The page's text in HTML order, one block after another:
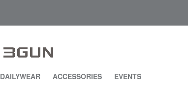
DAILYWEAR ACCESSORIES EVENTS